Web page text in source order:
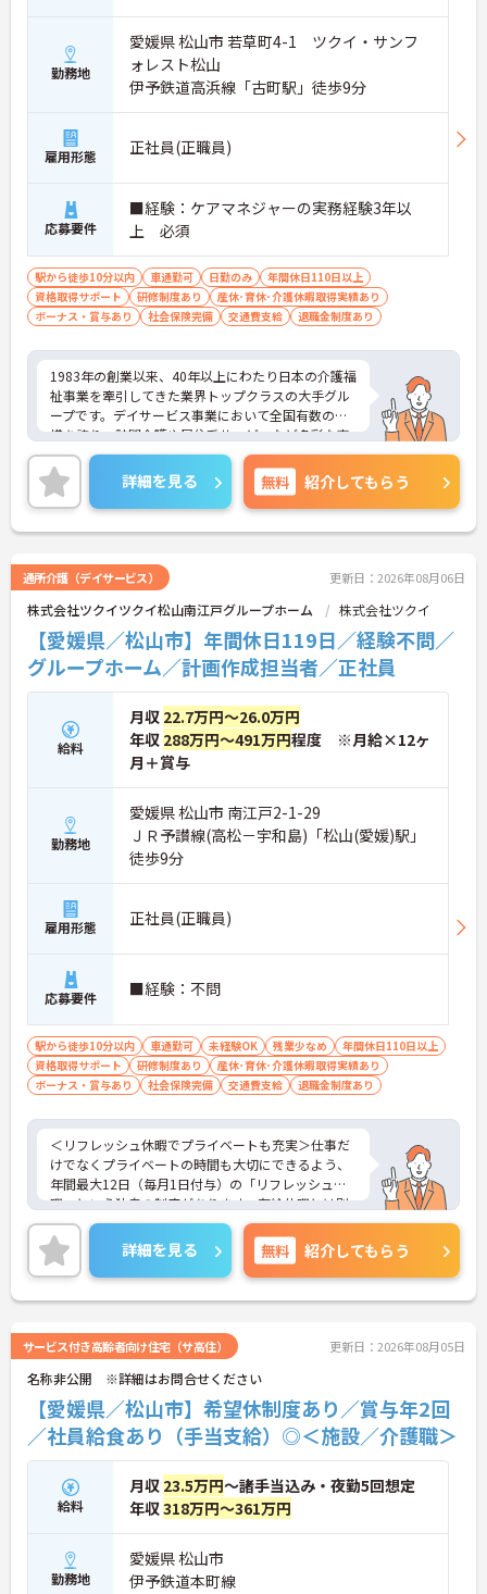
・基本土日休みで年間休日119日が確保されており
日勤のみのお仕事のため生活リズムを整えやすいで
す
・毎月付与されるリフレッシュ休暇を活用し連休の
取得も可能でプライベートの時間もしっかりと確保
・くるみん認定企業として未就学児向けのこども休
暇や育休取得実績など子育てと両立しやすい制度が
【主任ケアマネ複数名在籍！手厚いフォロー体制で
業務に不安がある方も安心です】
・困難事例があった際も主任ケアマネジャーと情報
共有やケース検討ができ必要に応じて同行訪問など
のサポートを受けられます
・一人ひとりの仕事量や状況に合わせて管理者が新
規の受け入れを調整するため業務過多にならず無理
なく働けます
・公的資格取得・自己啓発支援制度が整っており働
きながら主任ケアマネジャーとしてのさらなるスキ
ルアップを目指せます
充実した待遇や福利厚生が魅力です】
・実績最大185万円の賞与やプラン数手当、特定事
業所加算手当など日々の頑張りがしっかりと給与に
助などが受けられる独自の福利厚生制度ツクイPLUS
を完備しています
・社内規定の範囲内で髪色や髪型をはじめネイルや
自分らしく働けます
勤務地
愛媛県 松山市 若草町4-1 ツクイ・サンフ
ォレスト松山
伊予鉄道高浜線「古町駅」徒歩9分
雇用形態 正社員(正職員)
応募要件
■経験：ケアマネジャーの実務経験3年以
上 必須
駅から徒歩10分以内 車通勤可 日勤のみ
年間休日110日以上
資格取得サポート
研修制度あり
産休･育休･介護休暇取得実績あり
ボーナス・賞与あり
社会保険完備 交通費支給 退職金制度あり
1983年の創業以来、40年以上にわたり日本の介護福
祉事業を牽引してきた業界トップクラスの大手グル
ープです。デイサービス事業において全国有数の規
模を誇り、訪問介護や居住系サービスなど多彩な事
業を展開することで、地域のあらゆるニーズにワン
ストップで応える体制を確立しています。ダイバー
シティ経営を積極的に推進し、多様な人材が能力を
発揮できる職場環境の構築に注力している点も大き
な特色です。また、大規模災害を見据えたBCP（事
ンの運用など、お客様と従業員の双方を守るリスク
マネジメントも徹底されています。今後は、ご家族
がオンラインで情報を確認できるシステムや、AIを
活用した相談サービスの導入など、IT技術を積極的
に取り入れ、在宅生活の質の向上と従業員の業務効
率化を両立する次世代型の介護サービスを追求して
いく方針です。安定した事業基盤と革新への意欲を
併せ持つ、長期的なキャリア形成に最適な法人で
す。
★おすすめPOINT★
【土日休み×残業月平均3時間！ワークライフバラ
ンスを大切にできる環境です】
・基本土日休みで年間休日119日が確保されており
日勤のみのお仕事のため生活リズムを整えやすいで
・毎月付与されるリフレッシュ休暇を活用し連休の
取得も可能でプライベートの時間もしっかりと確保
できます
充実しています
【主任ケアマネ複数名在籍！手厚いフォロー体制で
業務に不安がある方も安心です】
・困難事例があった際も主任ケアマネジャーと情報
共有やケース検討ができ必要に応じて同行訪問など
のサポートを受けられます
・一人ひとりの仕事量や状況に合わせて管理者が新
規の受け入れを調整するため業務過多にならず無理
なく働けます
・公的資格取得・自己啓発支援制度が整っており働
きながらケアマネジャーとしてのさらなるスキルア
【賞与過去実績最大185万円◎大手法人ならではの
充実した待遇や福利厚生が魅力です】
還元されます
・勤続3年以上で対象となる退職金制度や宿泊費補
助などが受けられる独自の福利厚生制度ツクイPLUS
・社内規定の範囲内で髪色や髪型をはじめネイルや
まつげエクステが自由であり個性を大切にしながら
自分らしく働けます
詳細を見る 無料 紹介してもらう
通所介護（デイサービス） 更新日：2026年08月06日
株式会社ツクイツクイ松山南江戸グループホーム 株式会社ツクイ
【愛媛県／松山市】年間休日119日／経験不問／
グループホーム／計画作成担当者／正社員
給料
月収 22.7万円～26.0万円
年収 288万円～491万円程度 ※月給×12ヶ
月＋賞与
勤務地
愛媛県 松山市 南江戸2-1-29
ＪＲ予讃線(高松－宇和島)「松山(愛媛)駅」
徒歩9分
雇用形態 正社員(正職員)
応募要件 ■経験：不問
駅から徒歩10分以内 車通勤可 未経験OK 残業少なめ
年間休日110日以上
資格取得サポート
研修制度あり
産休･育休･介護休暇取得実績あり
ボーナス・賞与あり
社会保険完備 交通費支給 退職金制度あり
＜リフレッシュ休暇でプライベートも充実＞仕事だ
けでなくプライベートの時間も大切にできるよう、
年間最大12日（毎月1日付与）の「リフレッシュ休
暇」という独自の制度があります。有給休暇とは別
に付与されるため、これらを組み合わせて連休を取
得し、旅行や趣味を楽しむスタッフも多くいます。
＜多彩なキャリアパス！あなたの挑戦を応援します
＞全国に事業を展開する大手企業の同社だからこ
そ、描けるキャリアは無限大です。管理職を目指す
目標に合わせた成長を会社がバックアップします。
資格取得支援制度や研修制度も充実しており、働き
ながらスキルアップが可能。また、希望があれば異
なるサービス種別へのキャリアチェンジにも挑戦で
きます。
詳細を見る 無料 紹介してもらう
サービス付き高齢者向け住宅（サ高住） 更新日：2026年08月05日
名称非公開 ※詳細はお問合せください
【愛媛県／松山市】希望休制度あり／賞与年2回
／社員給食あり（手当支給）◎＜施設／介護職＞
給料
月収 23.5万円～諸手当込み・夜勤5回想定
年収318万円～361万円
勤務地
愛媛県 松山市
伊予鉄道本町線